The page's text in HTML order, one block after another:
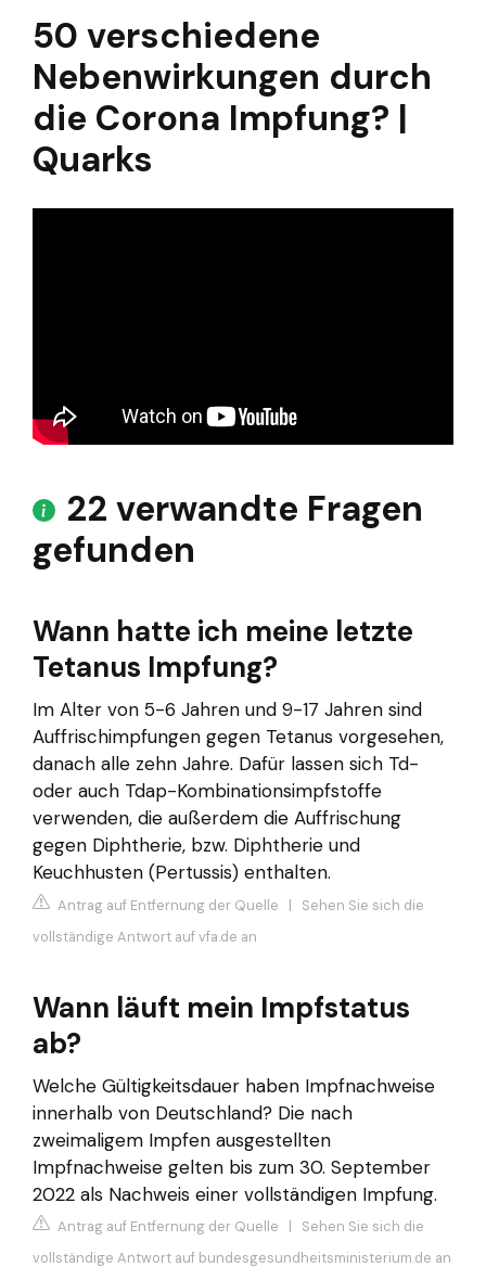
50 verschiedene
Nebenwirkungen durch
die Corona Impfung? |
Quarks
22 verwandte Fragen
gefunden
Wann hatte ich meine letzte
Tetanus Impfung?
Im Alter von 5-6 Jahren und 9-17 Jahren sind
Auffrischimpfungen gegen Tetanus vorgesehen,
danach alle zehn Jahre. Dafür lassen sich Td-
oder auch Tdap-Kombinationsimpfstoffe
verwenden, die außerdem die Auffrischung
gegen Diphtherie, bzw. Diphtherie und
Keuchhusten (Pertussis) enthalten.
Antrag auf Entfernung der Quelle | Sehen Sie sich die
vollständige Antwort auf vfa.de an
Wann läuft mein Impfstatus
ab?
Welche Gültigkeitsdauer haben Impfnachweise
innerhalb von Deutschland? Die nach
zweimaligem Impfen ausgestellten
Impfnachweise gelten bis zum 30. September
2022 als Nachweis einer vollständigen Impfung.
Antrag auf Entfernung der Quelle | Sehen Sie sich die
vollständige Antwort auf bundesgesundheitsministerium.de an